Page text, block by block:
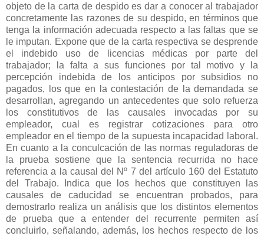
objeto de la carta de despido es dar a conocer al trabajador
concretamente las razones de su despido, en términos que
tenga la información adecuada respecto a las faltas que se
le imputan. Expone que de la carta respectiva se desprende
el indebido uso de licencias médicas por parte del
trabajador; la falta a sus funciones por tal motivo y la
percepción indebida de los anticipos por subsidios no
pagados, los que en la contestación de la demandada se
desarrollan, agregando un antecedentes que solo refuerza
los constitutivos de las causales invocadas por su
empleador, cual es registrar cotizaciones para otro
empleador en el tiempo de la supuesta incapacidad laboral.
En cuanto a la conculcación de las normas reguladoras de
la prueba sostiene que la sentencia recurrida no hace
referencia a la causal del Nº 7 del artículo 160 del Estatuto
del Trabajo. Indica que los hechos que constituyen las
causales de caducidad se encuentran probados, para
demostrarlo realiza un análisis que los distintos elementos
de prueba que a entender del recurrente permiten así
concluirlo, señalando, además, los hechos respecto de los